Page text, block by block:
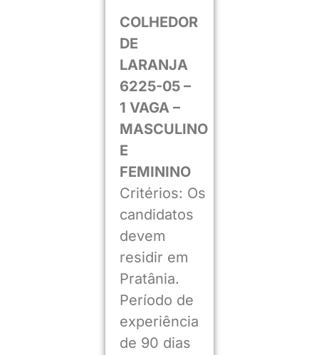
COLHEDOR
DE
LARANJA
6225-05 –
1 VAGA –
MASCULINO
E
FEMININO
Critérios: Os
candidatos
devem
residir em
Pratânia.
Período de
experiência
de 90 dias